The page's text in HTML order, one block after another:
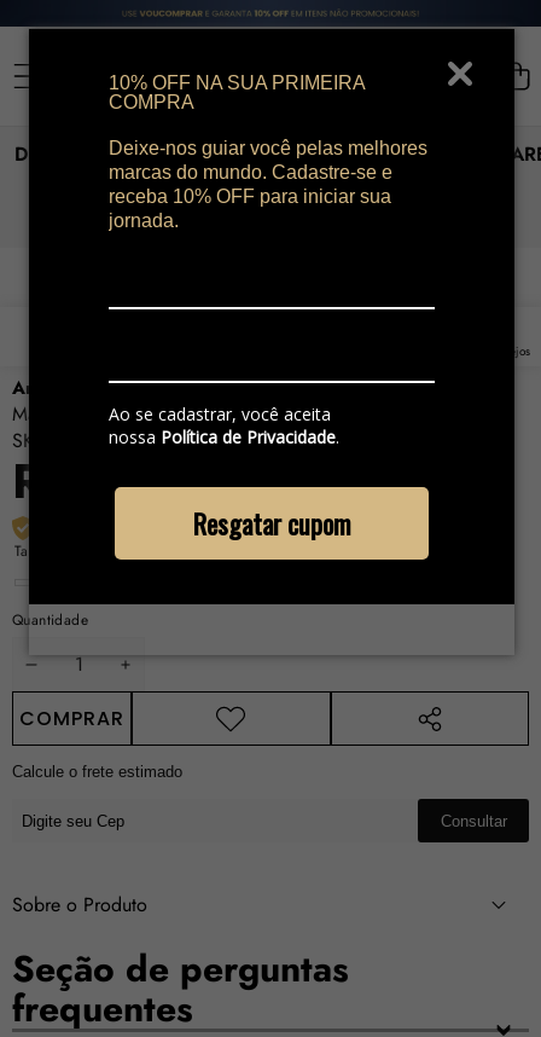
10% OFF NA SUA PRIMEIRA
COMPRA
Deixe-nos guiar você pelas melhores
marcas do mundo. Cadastre-se e
receba 10% OFF para iniciar sua
jornada.
Ao se cadastrar, você aceita
nossa Política de Privacidade.
Resgatar cupom
DIA DOS PAIS PERFUMES MAQUIAGEM
desejos
Lista de desejos
Armaf Club de Nuit Imperiale Eau de Parfum Feminino
Marca:
Armaf
SKU:
R$ 799,00
Tamanho: 105ML
Quantidade
DIMINUIR
QUANTIDADE
AUMENTAR
QUANTIDADE
COMPRAR
COMPARTILHAR
Calcule o frete estimado
Consultar
Sobre o Produto
Seção de perguntas
frequentes